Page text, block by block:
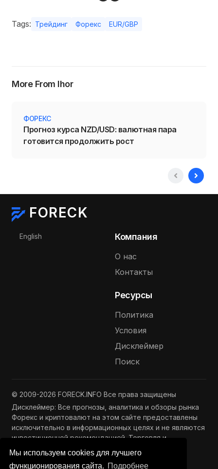
Мы используем cookies для лучшего
функционирования сайта. Подробнее
Tags: Трейдинг Форекс EUR/GBP
More From Ihor
ФОРЕКС
Прогноз курса NZD/USD: валютная пара
готовится продолжить рост
FORECK
Выберите язык
English Компания
О нас
Контакты
Ресурсы
Политика
Условия
Дисклеймер
Поиск
© 2009-2026 FORECK.INFO Все права защищены
Дисклеймер: Все прогнозы, аналитика и обзоры рынка
Форекс и криптовалют на этом сайте предоставлены
исключительно в информационных целях и не являются
инвестиционной рекомендацией. Торговля и
инвестиции связаны с риском потери капитала.
Подробнее —Полный дисклеймер